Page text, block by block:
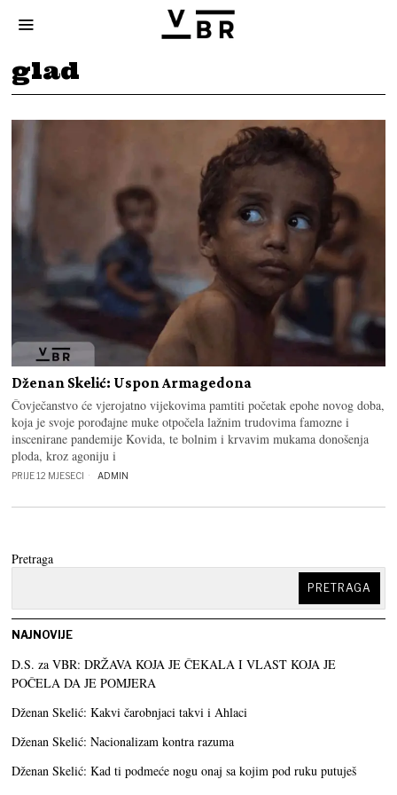
glad
Dženan Skelić: Uspon Armagedona
Čovječanstvo će vjerojatno vijekovima pamtiti početak epohe novog doba,
koja je svoje porođajne muke otpočela lažnim trudovima famozne i
inscenirane pandemije Kovida, te bolnim i krvavim mukama donošenja
ploda, kroz agoniju i
PRIJE 12 MJESECI ADMIN
Pretraga
PRETRAGA
NAJNOVIJE
D.S. za VBR: DRŽAVA KOJA JE ČEKALA I VLAST KOJA JE
POČELA DA JE POMJERA
Dženan Skelić: Kakvi čarobnjaci takvi i Ahlaci
Dženan Skelić: Nacionalizam kontra razuma
Dženan Skelić: Kad ti podmeće nogu onaj sa kojim pod ruku putuješ